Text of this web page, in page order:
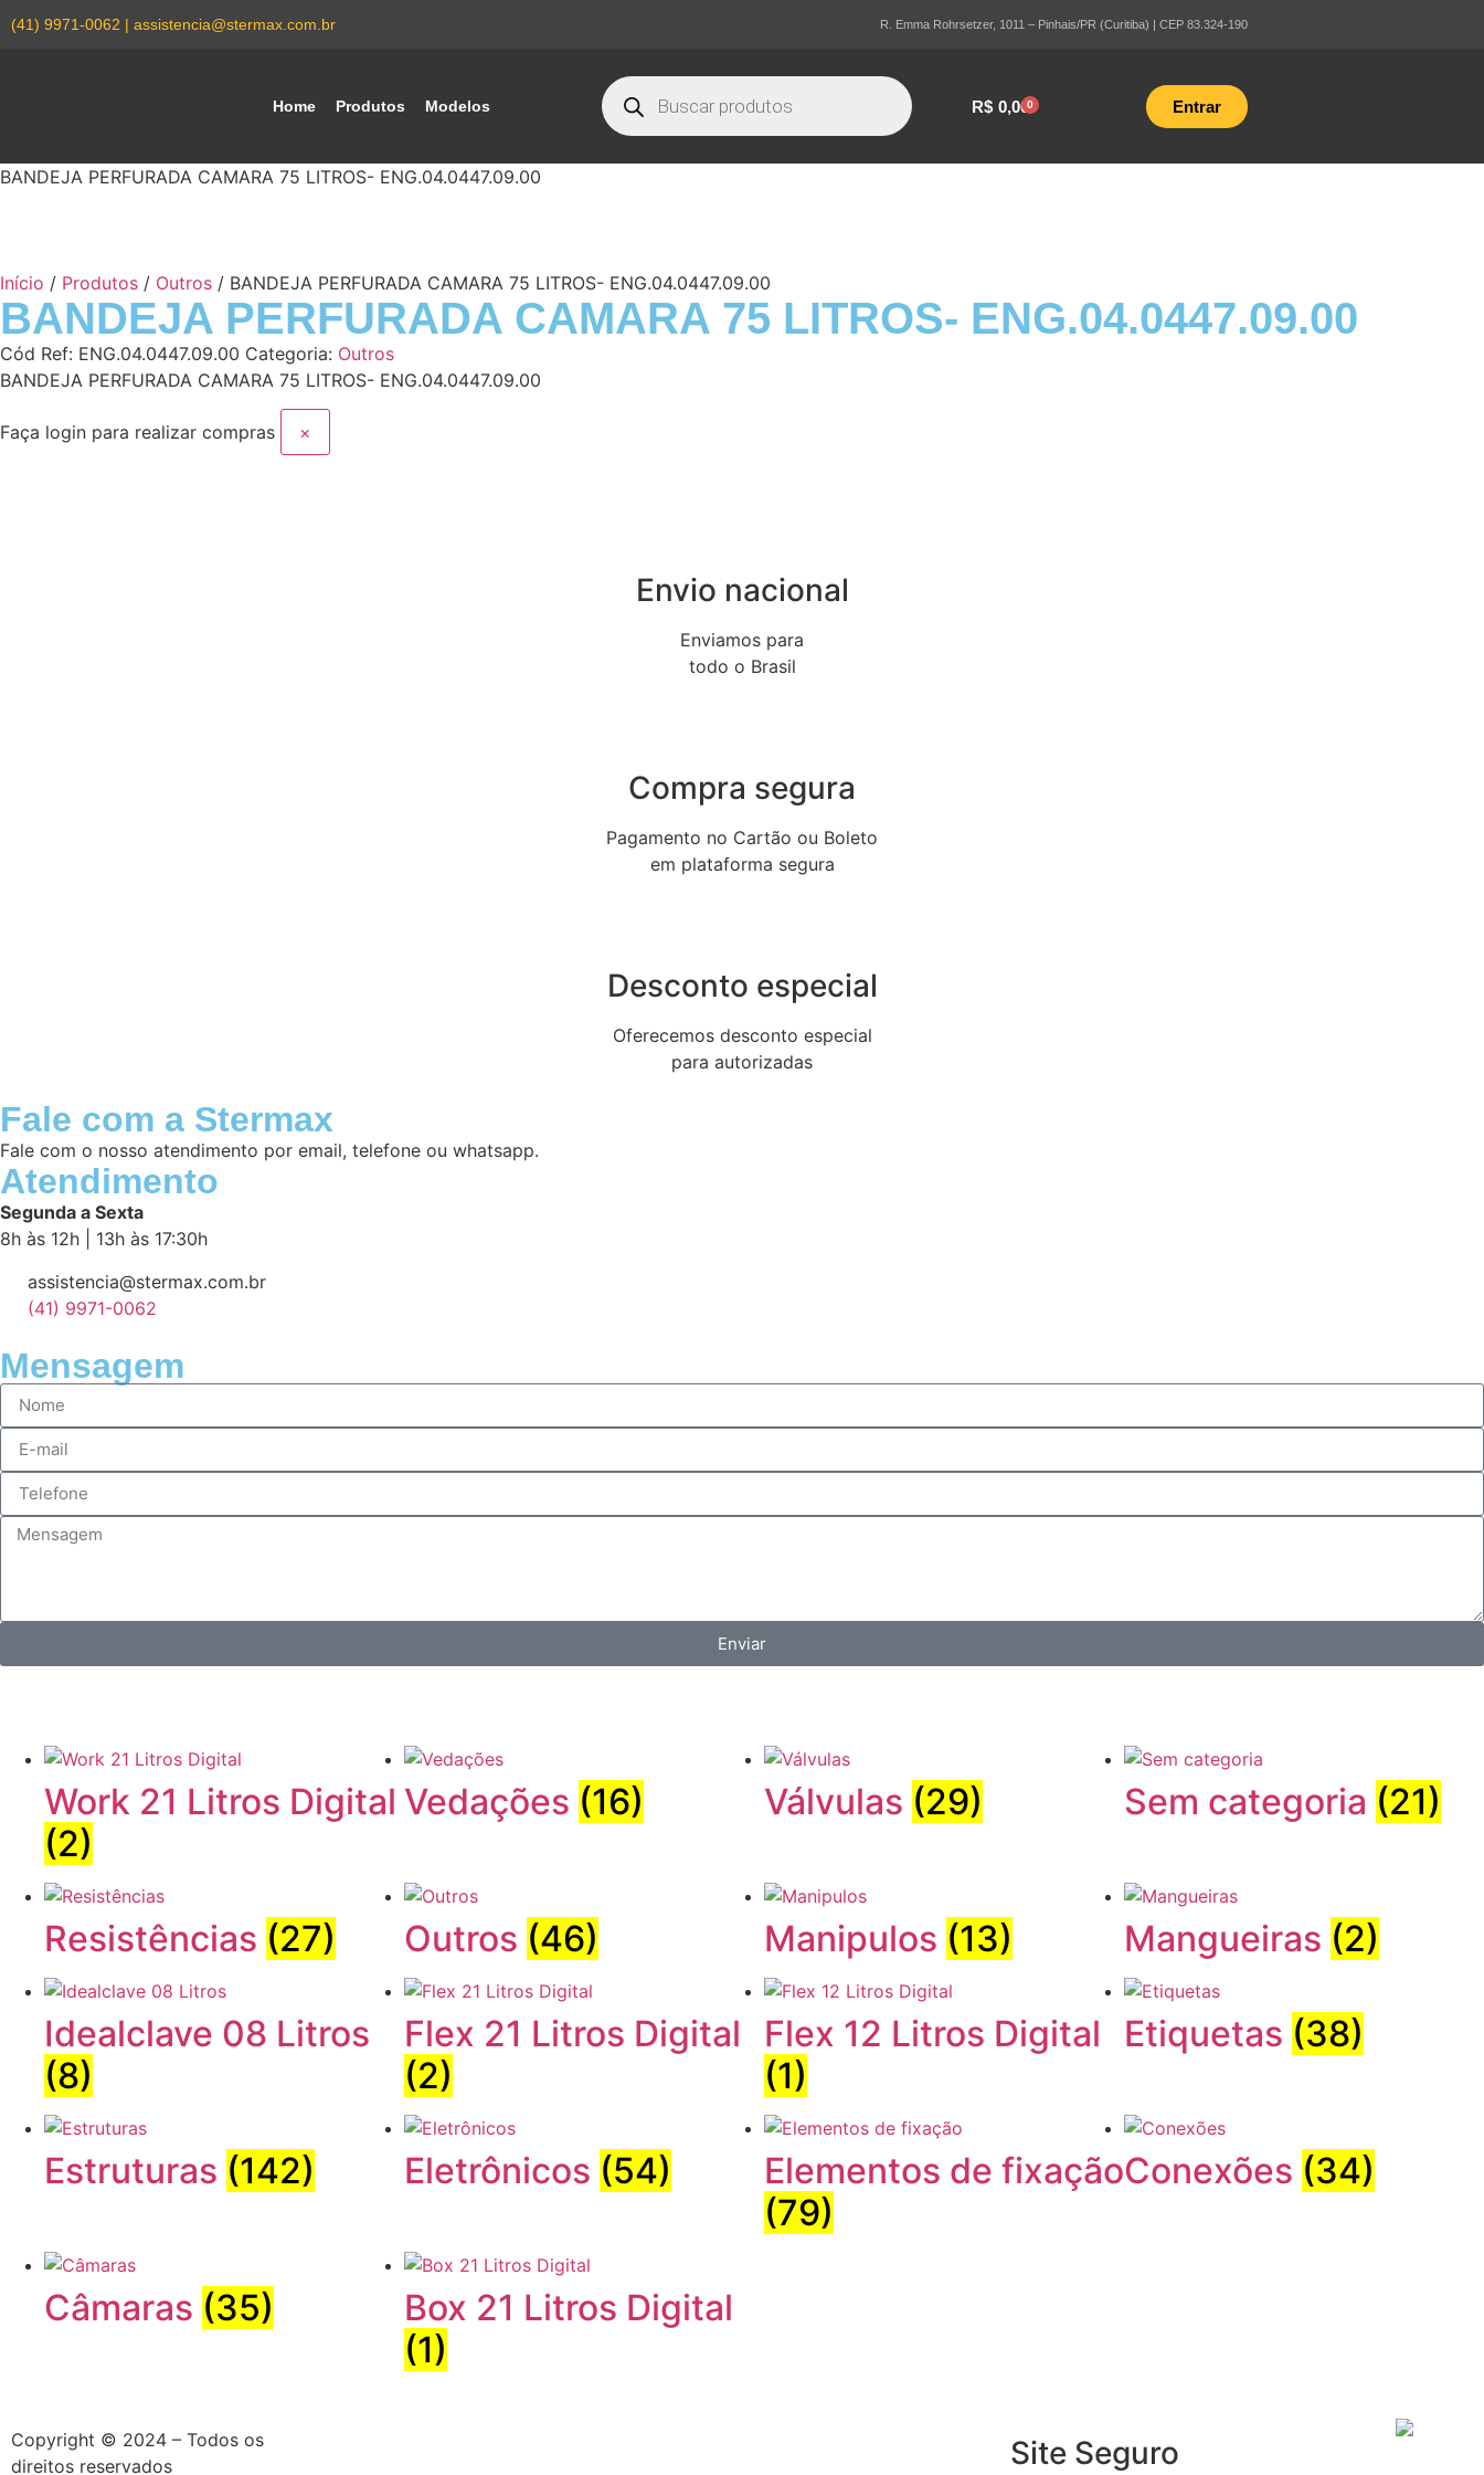
(41) 9971-0062 | assistencia@stermax.com.br R. Emma Rohrsetzer, 1011 – Pinhais/PR (Curitiba) | CEP 83.324-190
Home Produtos Modelos R$ 0,000 Entrar
BANDEJA PERFURADA CAMARA 75 LITROS- ENG.04.0447.09.00
Início / Produtos / Outros / BANDEJA PERFURADA CAMARA 75 LITROS- ENG.04.0447.09.00
BANDEJA PERFURADA CAMARA 75 LITROS- ENG.04.0447.09.00
Cód Ref: ENG.04.0447.09.00 Categoria: Outros
BANDEJA PERFURADA CAMARA 75 LITROS- ENG.04.0447.09.00
Faça login para realizar compras ×
Envio nacional
Enviamos para
todo o Brasil
Compra segura
Pagamento no Cartão ou Boleto
em plataforma segura
Desconto especial
Oferecemos desconto especial
para autorizadas
Fale com a Stermax
Fale com o nosso atendimento por email, telefone ou whatsapp.
Atendimento
Segunda a Sexta
8h às 12h | 13h às 17:30h
assistencia@stermax.com.br
(41) 9971-0062
Mensagem
Enviar
Work 21 Litros Digital
(2)
Vedações (16) Válvulas (29) Sem categoria (21)
Resistências (27) Outros (46) Manipulos (13) Mangueiras (2)
Idealclave 08 Litros
(8)
Flex 21 Litros Digital
(2)
Flex 12 Litros Digital
(1)
Etiquetas (38)
Estruturas (142) Eletrônicos (54)
Elementos de fixação
(79)
Conexões (34)
Câmaras (35)
Box 21 Litros Digital
(1)
Copyright © 2024 – Todos os
direitos reservados
Site Seguro